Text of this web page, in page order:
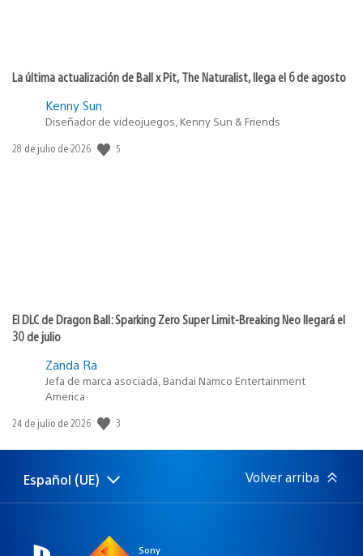
La última actualización de Ball x Pit, The Naturalist, llega el 6 de agosto
Kenny Sun
Diseñador de videojuegos, Kenny Sun & Friends
Fecha
28 de julio de 2026 5
El DLC de Dragon Ball: Sparking Zero Super Limit-Breaking Neo llegará el
30 de julio
Zanda Ra
Jefa de marca asociada, Bandai Namco Entertainment
America
Fecha
publicación:
24 de julio de 2026 3
Selecciona
una
Región
actual:
Español (UE) Volver arriba
Sony